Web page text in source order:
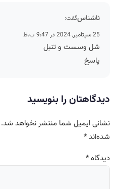
ناشناسگفت:
25 سپتامبر, 2024 در 9:47 ب.ظ
شل وسست و تنبل
پاسخ
دیدگاهتان را بنویسید
نشانی ایمیل شما منتشر نخواهد شد.
شده‌اند*
دیدگاه*